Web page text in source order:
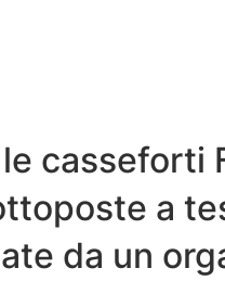
casseforti
a
da un